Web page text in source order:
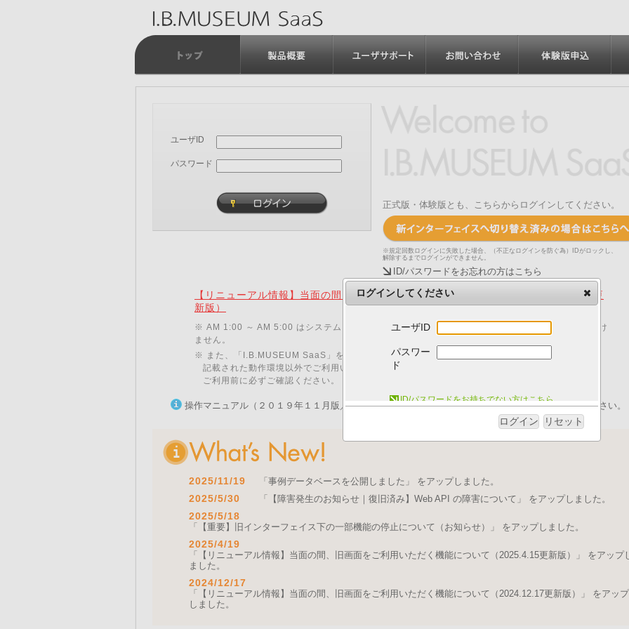
ユーザID
パスワード
正式版・体験版とも、こちらからログインしてください。
※規定回数ログインに失敗した場合、（不正なログインを防ぐ為）IDがロックし、
解除するまでログインができません。
ID/パスワードをお忘れの方はこちら
【リニューアル情報】当面の間、旧画面をご利用いただく機能について（2025.4.15更
新版）
※ AM 1:00 ～ AM 5:00 はシステムメンテナンスのため、「I.B.MUSEUM SaaS」をご利用いただけ
ません。
※ また、「I.B.MUSEUM SaaS」をご利用いただくためには、以下の動作環境が必要です。
記載された動作環境以外でご利用いただいた場合、動作に不具合が発生する可能性がございます。
ご利用前に必ずご確認ください。
操作マニュアル（２０１９年１１月版／pdfファイル）を発行いたしました。ログイン後にご取得ください。
2025/11/19 「事例データベースを公開しました」 をアップしました。
2025/5/30 「【障害発生のお知らせ｜復旧済み】Web API の障害について」 をアップしました。
2025/5/18
「【重要】旧インターフェイス下の一部機能の停止について（お知らせ）」 をアップしました。
2025/4/19
「【リニューアル情報】当面の間、旧画面をご利用いただく機能について（2025.4.15更新版）」 をアップ
ました。
2024/12/17
「【リニューアル情報】当面の間、旧画面をご利用いただく機能について（2024.12.17更新版）」 をアップ
しました。
ログインしてください
ユーザID
パスワー
ド
ID/パスワードをお持ちでない方はこちら
ログイン リセット